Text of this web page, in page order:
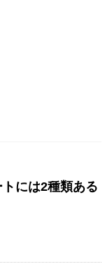
には2種類ある